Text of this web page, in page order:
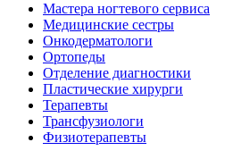
Мастера ногтевого сервиса
Медицинские сестры
Онкодерматологи
Ортопеды
Отделение диагностики
Пластические хирурги
Терапевты
Трансфузиологи
Физиотерапевты